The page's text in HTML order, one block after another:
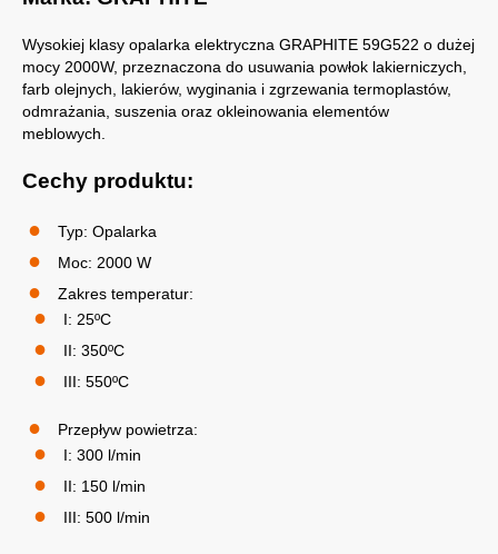
Wysokiej klasy opalarka elektryczna GRAPHITE 59G522 o dużej
mocy 2000W, przeznaczona do usuwania powłok lakierniczych,
farb olejnych, lakierów, wyginania i zgrzewania termoplastów,
odmrażania, suszenia oraz okleinowania elementów
meblowych.
Cechy produktu:
Typ: Opalarka
Moc: 2000 W
Zakres temperatur:
I: 25ºC
II: 350ºC
III: 550ºC
Przepływ powietrza:
I: 300 l/min
II: 150 l/min
III: 500 l/min